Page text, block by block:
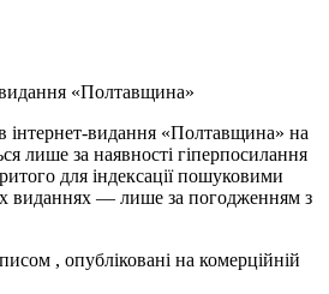
«Полтавщина»
інтернет-видання «Полтавщина» на
лише за наявності гіперпосилання
для індексації пошуковими
виданнях — лише за погодженням з
, опубліковані на комерційній